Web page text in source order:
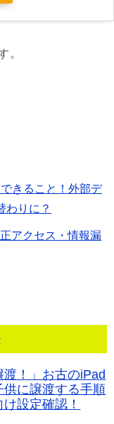
。
きること！外部デ
わりに？
アクセス・情報漏
渡！」お古のiPad
供に譲渡する手順
設定確認！